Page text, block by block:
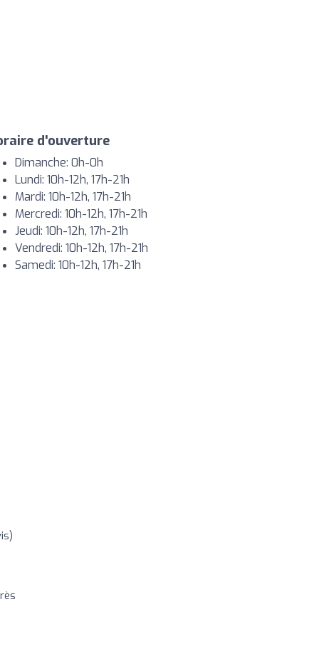
d'ouverture
Dimanche: 0h-0h
Lundi: 10h-12h, 17h-21h
Mardi: 10h-12h, 17h-21h
Mercredi: 10h-12h, 17h-21h
Jeudi: 10h-12h, 17h-21h
Vendredi: 10h-12h, 17h-21h
Samedi: 10h-12h, 17h-21h